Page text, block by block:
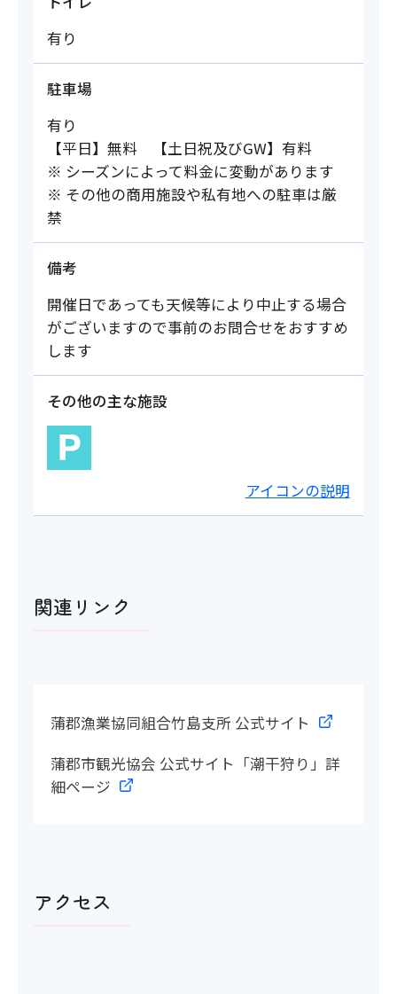
有り
駐車場
有り
【平日】無料 【土日祝及びGW】有料
※ シーズンによって料金に変動があります
※ その他の商用施設や私有地への駐車は厳
禁
備考
開催日であっても天候等により中止する場合
がございますので事前のお問合せをおすすめ
します
その他の主な施設
アイコンの説明
関連リンク
蒲郡漁業協同組合竹島支所 公式サイト
蒲郡市観光協会 公式サイト「潮干狩り」詳
細ページ
アクセス